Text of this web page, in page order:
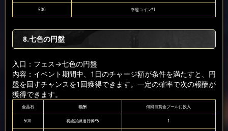
500 幸運コイン*1
8.七色の円盤
入口：フェス→七色の円盤
内容：イベント期間中、1日のチャージ額が条件を満たすと、円
盤を回すチャンスを1回獲得できます。一定の確率で次の報酬が
獲得できます。
金晶石 報酬 何回目賞金プールに投入
500 初級試練通行券*5 1